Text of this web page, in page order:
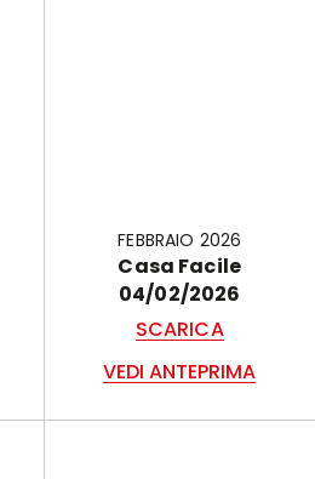
FEBBRAIO 2026
Casa Facile
04/02/2026
SCARICA
VEDI ANTEPRIMA